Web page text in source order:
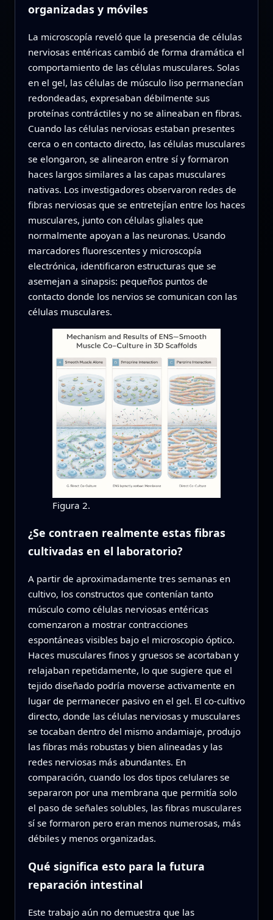
organizadas y móviles
La microscopía reveló que la presencia de células
nerviosas entéricas cambió de forma dramática el
comportamiento de las células musculares. Solas
en el gel, las células de músculo liso permanecían
redondeadas, expresaban débilmente sus
proteínas contráctiles y no se alineaban en fibras.
Cuando las células nerviosas estaban presentes
cerca o en contacto directo, las células musculares
se elongaron, se alinearon entre sí y formaron
haces largos similares a las capas musculares
nativas. Los investigadores observaron redes de
fibras nerviosas que se entretejían entre los haces
musculares, junto con células gliales que
normalmente apoyan a las neuronas. Usando
marcadores fluorescentes y microscopía
electrónica, identificaron estructuras que se
asemejan a sinapsis: pequeños puntos de
contacto donde los nervios se comunican con las
células musculares.
Figura 2.
¿Se contraen realmente estas fibras
cultivadas en el laboratorio?
A partir de aproximadamente tres semanas en
cultivo, los constructos que contenían tanto
músculo como células nerviosas entéricas
comenzaron a mostrar contracciones
espontáneas visibles bajo el microscopio óptico.
Haces musculares finos y gruesos se acortaban y
relajaban repetidamente, lo que sugiere que el
tejido diseñado podría moverse activamente en
lugar de permanecer pasivo en el gel. El co-cultivo
directo, donde las células nerviosas y musculares
se tocaban dentro del mismo andamiaje, produjo
las fibras más robustas y bien alineadas y las
redes nerviosas más abundantes. En
comparación, cuando los dos tipos celulares se
separaron por una membrana que permitía solo
el paso de señales solubles, las fibras musculares
sí se formaron pero eran menos numerosas, más
débiles y menos organizadas.
Qué significa esto para la futura
reparación intestinal
Este trabajo aún no demuestra que las